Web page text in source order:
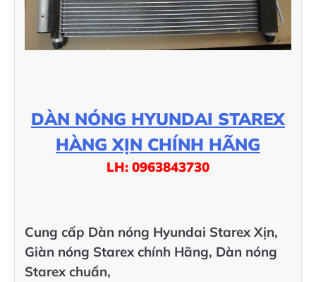
DÀN NÓNG HYUNDAI STAREX
HÀNG XỊN CHÍNH HÃNG
LH: 0963843730
Cung cấp Dàn nóng Hyundai Starex Xịn,
Giàn nóng Starex chính Hãng, Dàn nóng
Starex chuẩn,